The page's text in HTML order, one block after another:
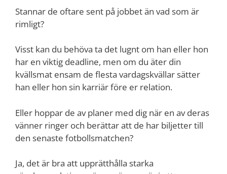
Stannar de oftare sent på jobbet än vad som är
rimligt?
Visst kan du behöva ta det lugnt om han eller hon
har en viktig deadline, men om du äter din
kvällsmat ensam de flesta vardagskvällar sätter
han eller hon sin karriär före er relation.
Eller hoppar de av planer med dig när en av deras
vänner ringer och berättar att de har biljetter till
den senaste fotbollsmatchen?
Ja, det är bra att upprätthålla starka